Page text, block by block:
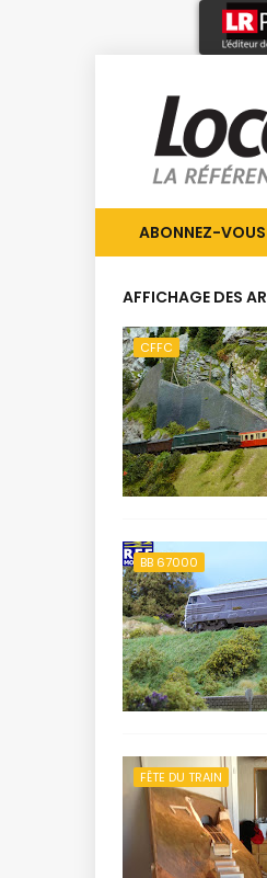
ABONNEZ-
AFFICHAGE DES
CFFC
BB 67000
FÊTE DU TRAIN